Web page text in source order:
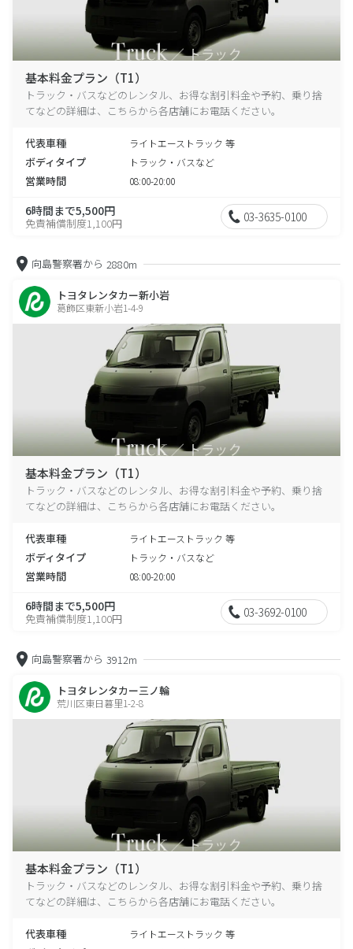
基本料金プラン（T1）
トラック・バスなどのレンタル、お得な割引料金や予約、乗り捨
てなどの詳細は、こちらから各店舗にお電話ください。
代表車種 ライトエーストラック 等
ボディタイプ トラック・バスなど
営業時間 08:00-20:00
6時間まで5,500円
免責補償制度1,100円 03-3635-0100
向島警察署から 2880m
トヨタレンタカー新小岩
葛飾区東新小岩1-4-9
基本料金プラン（T1）
トラック・バスなどのレンタル、お得な割引料金や予約、乗り捨
てなどの詳細は、こちらから各店舗にお電話ください。
代表車種 ライトエーストラック 等
ボディタイプ トラック・バスなど
営業時間 08:00-20:00
6時間まで5,500円
免責補償制度1,100円 03-3692-0100
向島警察署から 3912m
トヨタレンタカー三ノ輪
荒川区東日暮里1-2-8
基本料金プラン（T1）
トラック・バスなどのレンタル、お得な割引料金や予約、乗り捨
てなどの詳細は、こちらから各店舗にお電話ください。
代表車種 ライトエーストラック 等